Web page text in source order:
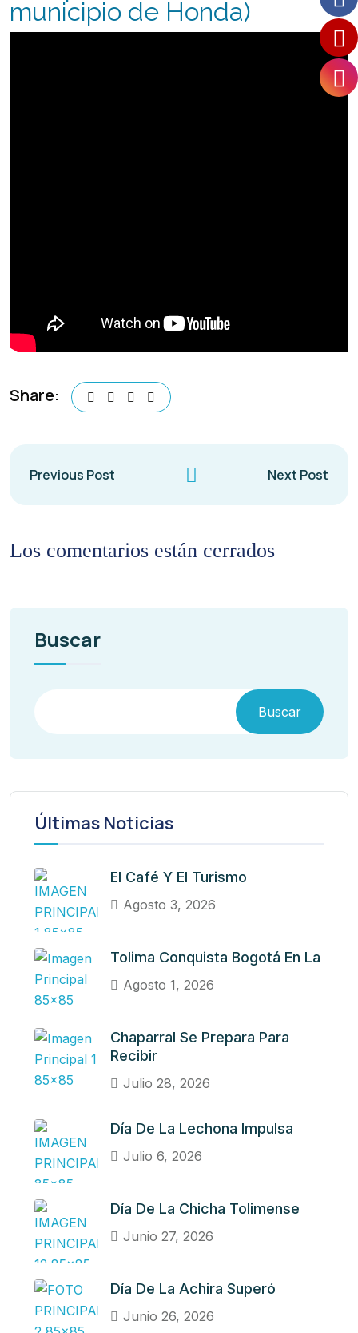
municipio de Honda)
Share:
Previous Post Next Post
Los comentarios están cerrados
Buscar
Buscar
Últimas Noticias
El Café Y El Turismo
Agosto 3, 2026
Tolima Conquista Bogotá En La
Agosto 1, 2026
Chaparral Se Prepara Para
Recibir
Julio 28, 2026
Día De La Lechona Impulsa
Julio 6, 2026
Día De La Chicha Tolimense
Junio 27, 2026
Día De La Achira Superó
Junio 26, 2026